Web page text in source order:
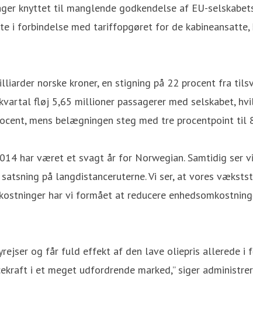
knyttet til manglende godkendelse af EU-
i forbindelse med tariffopgøret for de
norske kroner, en stigning på 22 procent fra
fløj 5,65 millioner passagerer med selskabet,
mens belægningen steg med tre procentpoint til
har været et svagt år for Norwegian. Samtidig
satsning på langdistanceruterne. Vi ser, at vores
har vi formået at reducere
og får fuld effekt af den lave oliepris allerede i
i et meget udfordrende marked,” siger